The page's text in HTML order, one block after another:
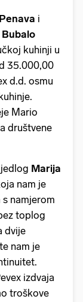
i
kuhinji u
35.000,00
d.d. osmu
Mario
društvene
Marija
nam je
namjerom
toplog
dvije
nam je
izdvaja
troškove